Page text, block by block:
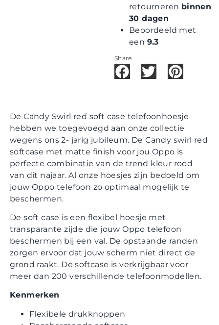
retourneren binnen
30 dagen
Beoordeeld met
een 9.3
Share
De Candy Swirl red soft case telefoonhoesje
hebben we toegevoegd aan onze collectie
wegens ons 2- jarig jubileum. De Candy swirl red
softcase met matte finish voor jou Oppo is
perfecte combinatie van de trend kleur rood
van dit najaar. Al onze hoesjes zijn bedoeld om
jouw Oppo telefoon zo optimaal mogelijk te
beschermen.
De soft case is een flexibel hoesje met
transparante zijde die jouw Oppo telefoon
beschermen bij een val. De opstaande randen
zorgen ervoor dat jouw scherm niet direct de
grond raakt. De softcase is verkrijgbaar voor
meer dan 200 verschillende telefoonmodellen.
Kenmerken
Flexibele drukknoppen